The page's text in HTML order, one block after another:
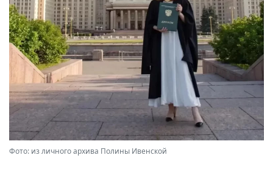
Фото: из личного архива Полины Ивенской